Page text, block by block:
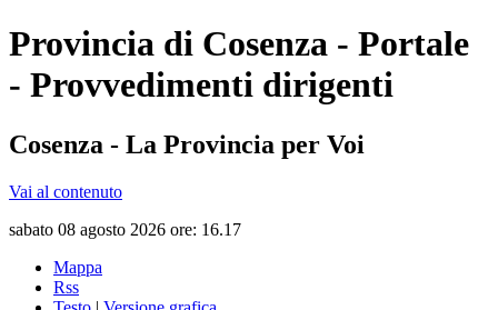
Provincia di Cosenza - Portale
- Provvedimenti dirigenti
Cosenza - La Provincia per Voi
Vai al contenuto
sabato 08 agosto 2026 ore: 16.17
Mappa
Rss